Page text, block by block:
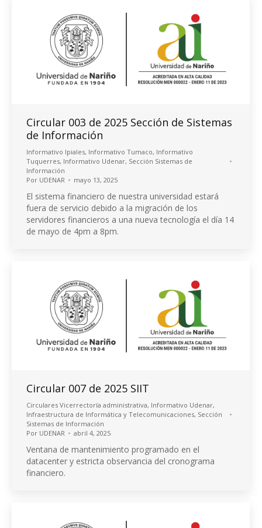
Circular 003 de 2025 Sección de Sistemas
de Información
Informativo Ipiales, Informativo Tumaco, Informativo
Tuquerres, Informativo Udenar, Sección Sistemas de
Información
Por UDENAR mayo 13, 2025
El sistema financiero de nuestra universidad estará
fuera de servicio debido a la migración de los
servidores financieros a una nueva tecnología el día 14
de mayo de 4pm a 8pm.
Circular 007 de 2025 SIIT
Circulares Vicerrectoría administrativa, Informativo Udenar,
Infraestructura de Informática y Telecomunicaciones, Sección
Sistemas de Información
Por UDENAR abril 4, 2025
Ventana de mantenimiento programado en el
datacenter y estricta observancia del cronograma
financiero.